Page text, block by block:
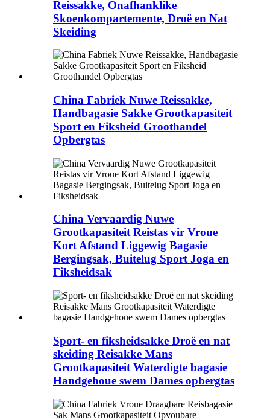
Reissakke, Onafhanklike
Skoenkompartemente, Droë en Nat
Skeiding
China Fabriek Nuwe Reissakke,
Handbagasie Sakke Grootkapasiteit
Sport en Fiksheid Groothandel
Opbergtas
China Vervaardig Nuwe
Grootkapasiteit Reistas vir Vroue
Kort Afstand Liggewig Bagasie
Bergingsak, Buitelug Sport Joga en
Fiksheidsak
Sport- en fiksheidsakke Droë en nat
skeiding Reisakke Mans
Grootkapasiteit Waterdigte bagasie
Handgehoue ​​swem Dames opbergtas